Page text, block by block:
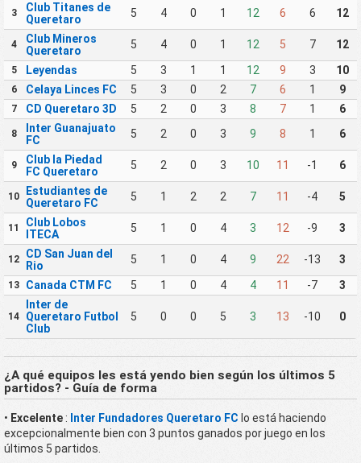
3
Club Titanes de
Queretaro
5 4 0 1 12 6 6 12
4
Club Mineros
Queretaro
5 4 0 1 12 5 7 12
5 Leyendas 5 3 1 1 12 9 3 10
6 Celaya Linces FC 5 3 0 2 7 6 1 9
7 CD Queretaro 3D 5 2 0 3 8 7 1 6
8
Inter Guanajuato
FC
5 2 0 3 9 8 1 6
9
Club la Piedad
FC Queretaro
5 2 0 3 10 11 -1 6
10
Estudiantes de
Queretaro FC
5 1 2 2 7 11 -4 5
11
Club Lobos
ITECA
5 1 0 4 3 12 -9 3
12
CD San Juan del
Rio
5 1 0 4 9 22 -13 3
13 Canada CTM FC 5 1 0 4 4 11 -7 3
14
Inter de
Queretaro Futbol
Club
5 0 0 5 3 13 -10 0
¿A qué equipos les está yendo bien según los últimos 5
partidos? - Guía de forma
• Excelente : Inter Fundadores Queretaro FC lo está haciendo
excepcionalmente bien con 3 puntos ganados por juego en los
últimos 5 partidos.